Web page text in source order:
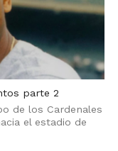
parte 2
de los Cardenales
el estadio de